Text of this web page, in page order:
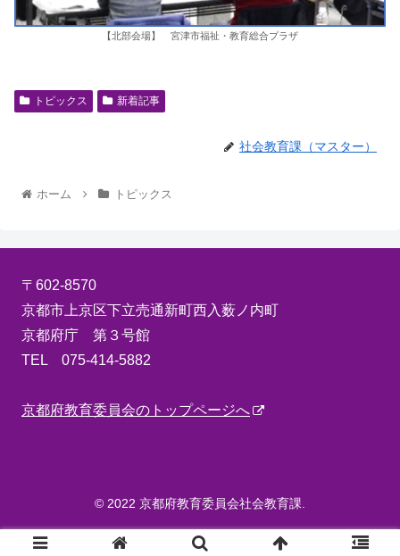
【北部会場】 宮津市福祉・教育総合プラザ
トピックス 新着記事
社会教育課（マスター）
ホーム トピックス
〒602-8570
京都市上京区下立売通新町西入薮ノ内町
京都府庁 第３号館
TEL 075-414-5882
京都府教育委員会のトップページへ
© 2022 京都府教育委員会社会教育課.